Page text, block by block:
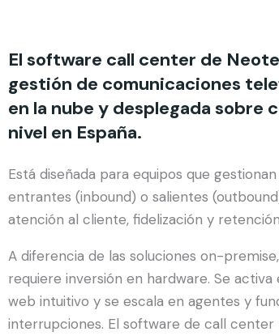
El software call center de
gestión de comunicaciones
en la nube y desplegada sobre
nivel en España.
Está diseñada para equipos que
entrantes (inbound) o salientes
atención al cliente, fidelización y
A diferencia de las soluciones on-
requiere inversión en hardware. Se
web intuitivo y se escala en agentes y
interrupciones. El software de call